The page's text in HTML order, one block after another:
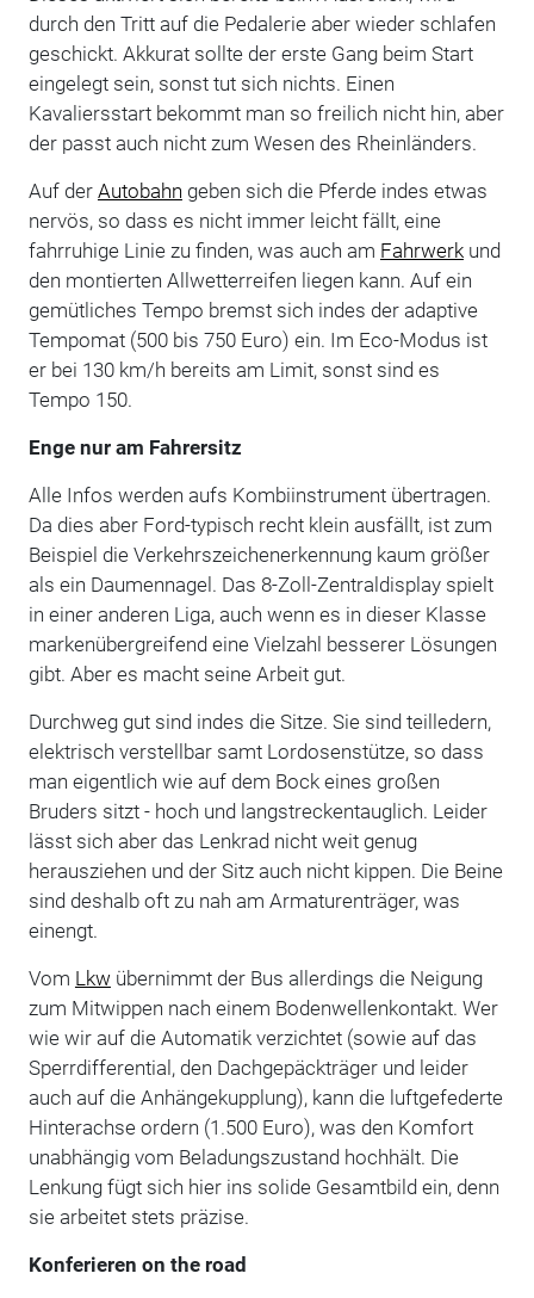
durch den Tritt auf die Pedalerie aber wieder schlafen
geschickt. Akkurat sollte der erste Gang beim Start
eingelegt sein, sonst tut sich nichts. Einen
Kavaliersstart bekommt man so freilich nicht hin, aber
der passt auch nicht zum Wesen des Rheinländers.
Auf der Autobahn geben sich die Pferde indes etwas
nervös, so dass es nicht immer leicht fällt, eine
fahrruhige Linie zu finden, was auch am Fahrwerkund
den montierten Allwetterreifen liegen kann. Auf ein
gemütliches Tempo bremst sich indes der adaptive
Tempomat (500 bis 750 Euro) ein. Im Eco-Modus ist
er bei 130 km/h bereits am Limit, sonst sind es
Tempo 150.
Enge nur am Fahrersitz
Alle Infos werden aufs Kombiinstrument übertragen.
Da dies aber Ford-typisch recht klein ausfällt, ist zum
Beispiel die Verkehrszeichenerkennung kaum größer
als ein Daumennagel. Das 8-Zoll-Zentraldisplay spielt
in einer anderen Liga, auch wenn es in dieser Klasse
markenübergreifend eine Vielzahl besserer Lösungen
gibt. Aber es macht seine Arbeit gut.
Durchweg gut sind indes die Sitze. Sie sind teilledern,
elektrisch verstellbar samt Lordosenstütze, so dass
man eigentlich wie auf dem Bock eines großen
Bruders sitzt - hoch und langstreckentauglich. Leider
lässt sich aber das Lenkrad nicht weit genug
herausziehen und der Sitz auch nicht kippen. Die Beine
sind deshalb oft zu nah am Armaturenträger, was
einengt.
Vom Lkw übernimmt der Bus allerdings die Neigung
zum Mitwippen nach einem Bodenwellenkontakt. Wer
wie wir auf die Automatik verzichtet (sowie auf das
Sperrdifferential, den Dachgepäckträger und leider
auch auf die Anhängekupplung), kann die luftgefederte
Hinterachse ordern (1.500 Euro), was den Komfort
unabhängig vom Beladungszustand hochhält. Die
Lenkung fügt sich hier ins solide Gesamtbild ein, denn
sie arbeitet stets präzise.
Konferieren on the road